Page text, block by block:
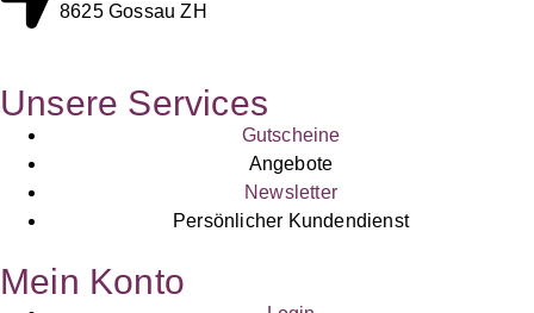
8625 Gossau ZH
Unsere Services
Gutscheine
Angebote
Newsletter
Persönlicher Kundendienst
Mein Konto